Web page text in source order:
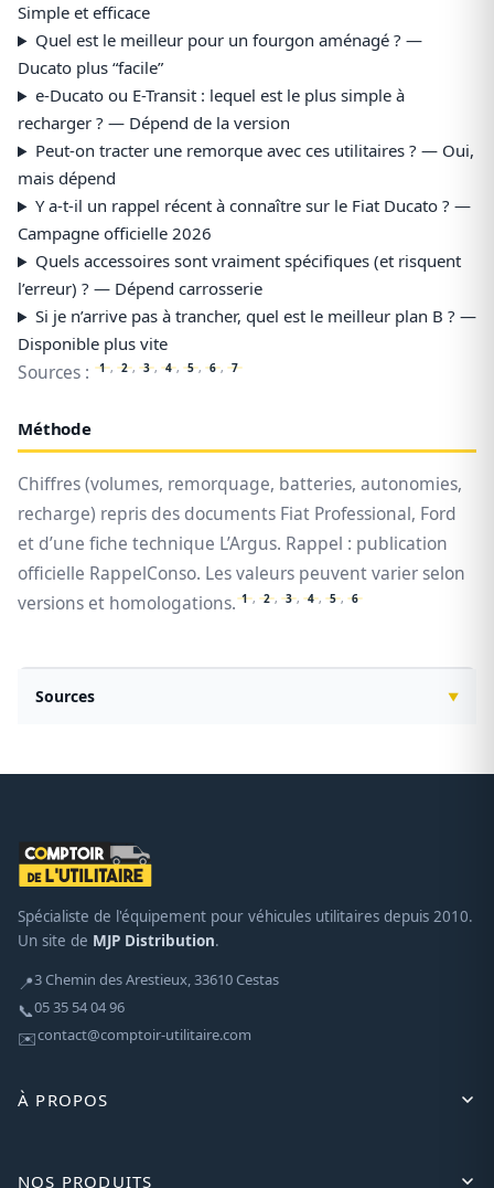
Simple et efficace
Quel est le meilleur pour un fourgon aménagé ? —
Ducato plus “facile”
e-Ducato ou E-Transit : lequel est le plus simple à
recharger ? — Dépend de la version
Peut-on tracter une remorque avec ces utilitaires ? — Oui,
mais dépend
Y a-t-il un rappel récent à connaître sur le Fiat Ducato ? —
Campagne officielle 2026
Quels accessoires sont vraiment spécifiques (et risquent
l’erreur) ? — Dépend carrosserie
Si je n’arrive pas à trancher, quel est le meilleur plan B ? —
Disponible plus vite
Sources : 1 , 2 , 3 , 4 , 5 , 6 , 7
Méthode
Chiffres (volumes, remorquage, batteries, autonomies,
recharge) repris des documents Fiat Professional, Ford
et d’une fiche technique L’Argus. Rappel : publication
officielle RappelConso. Les valeurs peuvent varier selon
versions et homologations. 1 , 2 , 3 , 4 , 5 , 6
Sources
Spécialiste de l'équipement pour véhicules utilitaires depuis 2010.
Un site de MJP Distribution.
📍3 Chemin des Arestieux, 33610 Cestas
📞05 35 54 04 96
✉️contact@comptoir-utilitaire.com
À PROPOS
NOS PRODUITS